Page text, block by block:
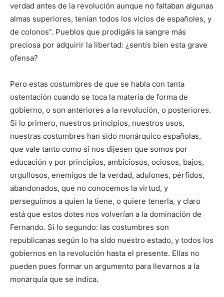
verdad antes de la revolución aunque no faltaban algunas
almas superiores, tenían todos los vicios de españoles, y
de colonos”. Pueblos que prodigáis la sangre más
preciosa por adquirir la libertad: ¿sentís bien esta grave
ofensa?
Pero estas costumbres de que se habla con tanta
ostentación cuando se toca la materia de forma de
gobierno, o son anteriores a la revolución, o posteriores.
Si lo primero, nuestros principios, nuestros usos,
nuestras costumbres han sido monárquico españolas,
que vale tanto como si nos dijesen que somos por
educación y por principios, ambiciosos, ociosos, bajos,
orgullosos, enemigos de la verdad, adulones, pérfidos,
abandonados, que no conocemos la virtud, y
perseguimos a quien la tiene, o quiere tenerla, y claro
está que estos dotes nos volverían a la dominación de
Fernando. Si lo segundo: las costumbres son
republicanas según lo ha sido nuestro estado, y todos los
gobiernos en la revolución hasta el presente. Ellas no
pueden pues formar un argumento para llevarnos a la
monarquía que se indica.